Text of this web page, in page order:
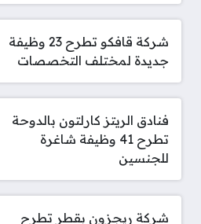
شركة قافكو تطرح 23 وظيفة
جديدة لمختلف التخصصات
فنادق الريتز كارلتون بالدوحة
تطرح 41 وظيفة شاغرة
للجنسين
شركة ريجزون بقطر تطرح